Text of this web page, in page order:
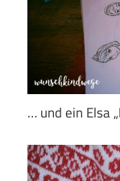
… und ein Elsa